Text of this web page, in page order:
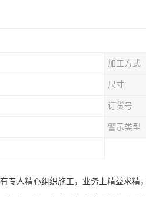
加工方式
尺寸
订货号
警示类型
专人精心组织施工，业务上精益求